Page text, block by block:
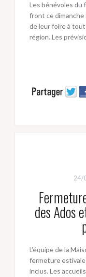
Les bénévoles du
front ce
de leur foire à tout
région. Les
24/
des Ados
L’équipe de la
fermeture
inclus. Les